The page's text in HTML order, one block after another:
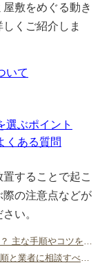
敷をめぐる動き
くご紹介しま
いて
選ぶポイント
くある質問
することで起こ
際の注意点などが
い。
実家の片付けを効率よく行う方法は？ 主な手順やコツを詳しく解説！
ゴミ屋敷は自力で片付けられる？手順と業者に相談すべきライン